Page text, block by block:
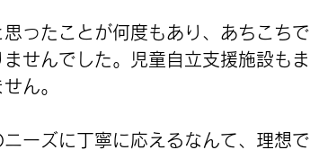
ったことが何度もあり、あちこち
せんでした。児童自立支援施設も
ん。
ーズに丁寧に応えるなんて、理想で